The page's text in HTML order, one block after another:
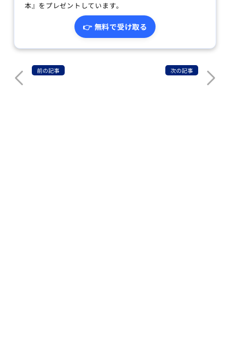
本』をプレゼントしています。
👉 無料で受け取る